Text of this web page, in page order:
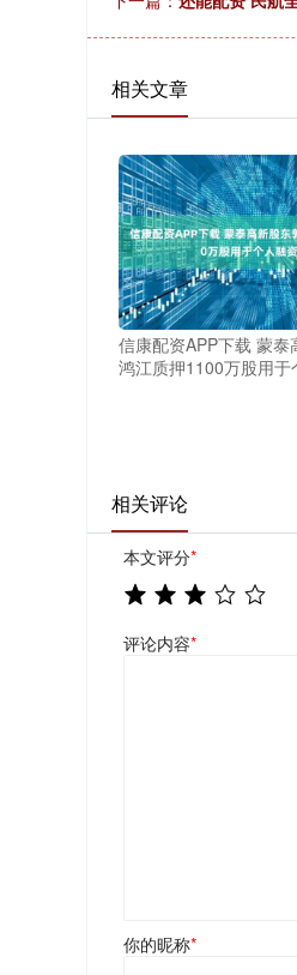
相关文章
信康配资APP下载 蒙泰
鸿江质押1100万股用于
相关评论
本文评分*
评论内容*
你的昵称*